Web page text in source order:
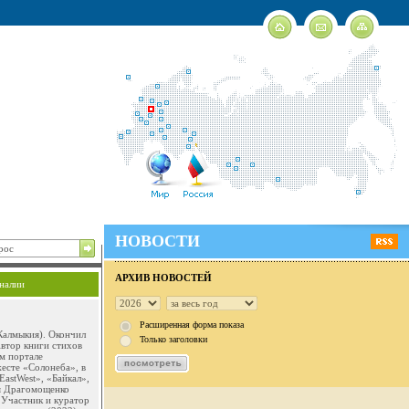
Окончил
книги стихов
портале
«Солонеба», в
«Байкал»,
Драгомощенко
и куратор
НОВОСТИ
АРХИВ НОВОСТЕЙ
Расширенная форма показа
Только заголовки